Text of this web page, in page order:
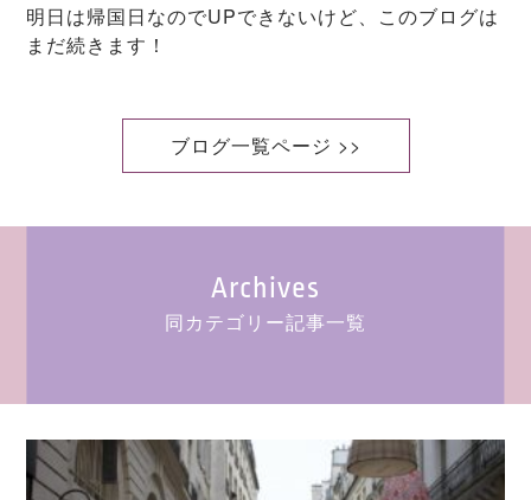
明日は帰国日なのでUPできないけど、このブログは
まだ続きます！
ブログ一覧ページ >>
Archives
同カテゴリー記事一覧